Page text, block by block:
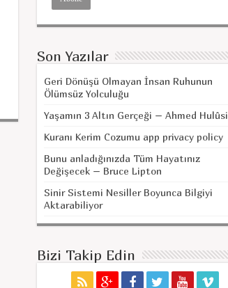
Son Yazılar
Geri Dönüşü Olmayan İnsan Ruhunun
Ölümsüz Yolculuğu
Yaşamın 3 Altın Gerçeği – Ahmed Hulûsi
Kuranı Kerim Cozumu app privacy policy
Bunu anladığınızda Tüm Hayatınız
Değişecek – Bruce Lipton
Sinir Sistemi Nesiller Boyunca Bilgiyi
Aktarabiliyor
Bizi Takip Edin